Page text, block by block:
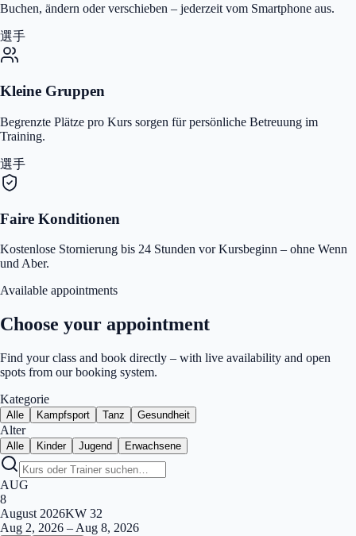
Buchen, ändern oder verschieben – jederzeit vom Smartphone aus.
選手
Kleine Gruppen
Begrenzte Plätze pro Kurs sorgen für persönliche Betreuung im
Training.
選手
Faire Konditionen
Kostenlose Stornierung bis 24 Stunden vor Kursbeginn – ohne Wenn
und Aber.
Available appointments
Choose your appointment
Find your class and book directly – with live availability and open
spots from our booking system.
Kategorie
Alle Kampfsport Tanz Gesundheit
Alter
Alle Kinder Jugend Erwachsene
AUG
8
August 2026KW 32
Aug 2, 2026 – Aug 8, 2026